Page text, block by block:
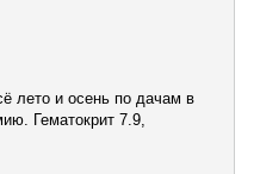
лето и осень по дачам в
Гематокрит 7.9,